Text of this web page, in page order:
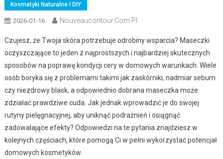
Kosmetyki Naturalne I DIY
2026-01-16 Nouveaucontour.com.pl
Czujesz, że Twoja skóra potrzebuje odrobiny wsparcia? Maseczki
oczyszczające to jeden z najprostszych i najbardziej skutecznych
sposobów na poprawę kondycji cery w domowych warunkach. Wiele
osób boryka się z problemami takimi jak zaskórniki, nadmiar sebum
czy niezdrowy blask, a odpowiednio dobrana maseczka może
zdziałać prawdziwe cuda. Jak jednak wprowadzić je do swojej
rutyny pielęgnacyjnej, aby uniknąć podrażnień i osiągnąć
zadowalające efekty? Odpowiedzi na te pytania znajdziesz w
kolejnych częściach, które pomogą Ci w pełni wykorzystać potencjał
domowych kosmetyków.